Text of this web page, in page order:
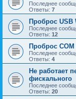
Последнее
Ответы: 7
Проброс USB
Последнее
Ответы: 12
Проброс
Последнее
Ответы: 4
Не работает
фискального
Последнее
Ответы: 20